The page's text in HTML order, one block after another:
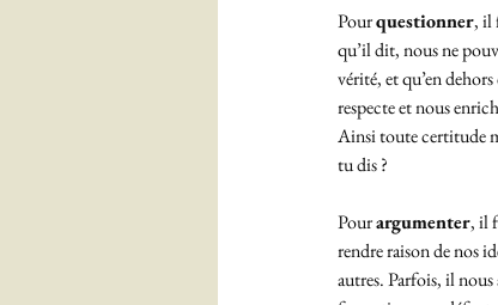
Pour questionner, il
qu’il dit, nous ne
vérité, et qu’en
respecte et nous
Ainsi toute certitude
tu dis ?
Pour argumenter, il
rendre raison de nos
autres. Parfois, il nous